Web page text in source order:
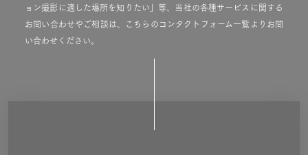
ョン撮影に適した場所を知りたい」等、当社の各種サービスに関する
お問い合わせやご相談は、こちらのコンタクトフォーム一覧よりお問
い合わせください。